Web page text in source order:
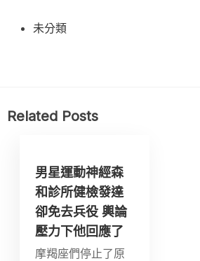
未分類
Related Posts
男星運動神經森
和診所健檢發達
卻免去兵役 輿論
壓力下他回應了
摩羯座們停止了原